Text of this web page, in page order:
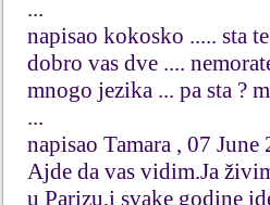
...
napisao kokosko ..... sta
dobro vas dve ....
mnogo jezika ... pa sta ?
...
napisao Tamara , 07 June
Ajde da vas vidim.Ja
u Parizu,i svake godine